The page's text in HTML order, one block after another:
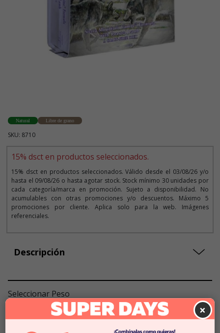
Natural Libre de grano
SKU: 8710
15% dsct en productos seleccionados.
15% dsct en productos seleccionados. Válido desde el 03/08/26 y/o
hasta el 09/08/26 o hasta agotar stock. Stock mínimo 30 unidades por
cada categoría/marca en promoción. Sujeto a disponibilidad. No
acumulables con otras promociones y/o descuentos. Máximo 5
promociones por cliente. Aplica solo para la web. Imágenes
referenciales.
Descripción
Seleccionar Peso
12,2 KG
$80.990 $68.841×